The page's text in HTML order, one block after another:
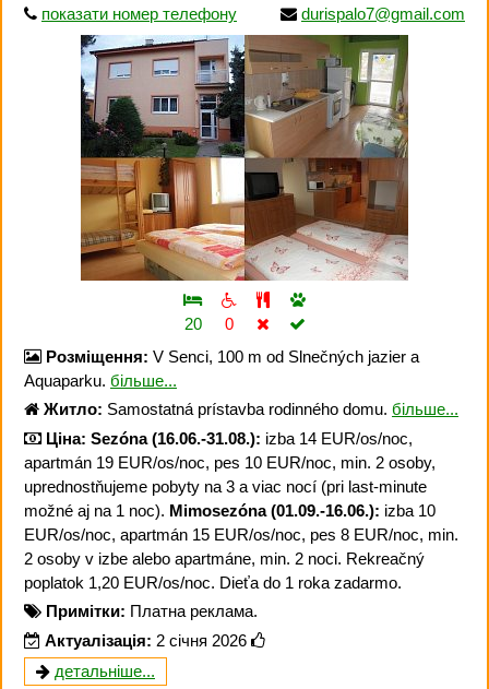
показати номер телефону
durispalo7@gmail.com
20
0
Розміщення: V Senci, 100 m od Slnečných jazier a
Aquaparku. більше...
Житло: Samostatná prístavba rodinného domu. більше...
Ціна: Sezóna (16.06.-31.08.): izba 14 EUR/os/noc,
apartmán 19 EUR/os/noc, pes 10 EUR/noc, min. 2 osoby,
uprednostňujeme pobyty na 3 a viac nocí (pri last-minute
možné aj na 1 noc). Mimosezóna (01.09.-16.06.): izba 10
EUR/os/noc, apartmán 15 EUR/os/noc, pes 8 EUR/noc, min.
2 osoby v izbe alebo apartmáne, min. 2 noci. Rekreačný
poplatok 1,20 EUR/os/noc. Dieťa do 1 roka zadarmo.
Примітки: Платна реклама.
Актуалізація: 2 січня 2026
детальніше...